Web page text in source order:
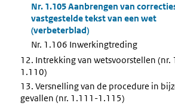
Nr. 1.105 Aanbrengen van
vastgestelde tekst van een wet
(verbeterblad)
Nr. 1.106 Inwerkingtreding
12. Intrekking van wetsvoorstellen (nr.
1.110)
13. Versnelling van de procedure in
gevallen (nr. 1.111-1.115)